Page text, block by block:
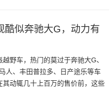
酷似奔驰大G，动力有
越野车，热门的莫过于奔驰大G、
人、丰田普拉多、日产途乐等车
其动辄几十上百万的售价前，这些